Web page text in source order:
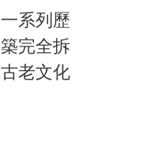
系列歷
完全拆
老文化